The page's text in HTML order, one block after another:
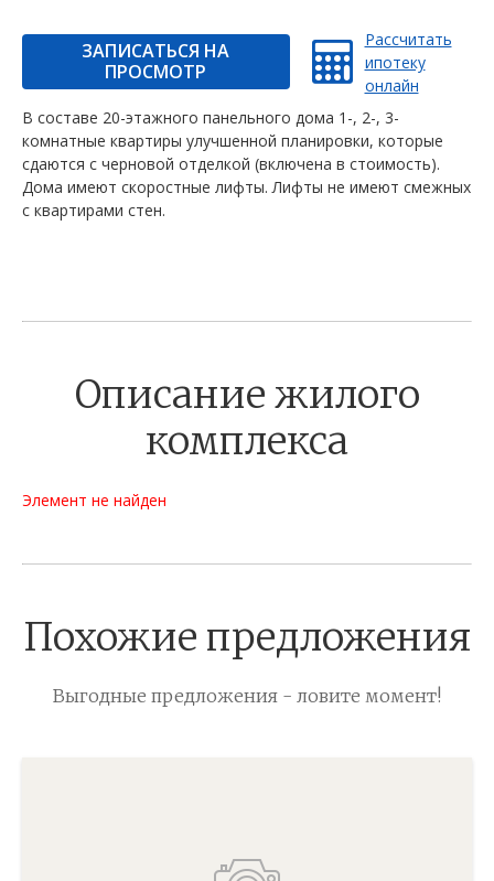
ЗАПИСАТЬСЯ НА
ПРОСМОТР
Рассчитать
ипотеку
онлайн
В составе 20-этажного панельного дома 1-, 2-, 3-
комнатные квартиры улучшенной планировки, которые
сдаются с черновой отделкой (включена в стоимость).
Дома имеют скоростные лифты. Лифты не имеют смежных
с квартирами стен.
Описание жилого
комплекса
Элемент не найден
Похожие предложения
Выгодные предложения - ловите момент!